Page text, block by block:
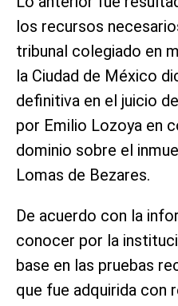
los recursos
tribunal colegiado en
la Ciudad de México
definitiva en el juicio
por Emilio Lozoya en
dominio sobre el
Lomas de Bezares.
De acuerdo con la
conocer por la
base en las pruebas
que fue adquirida con